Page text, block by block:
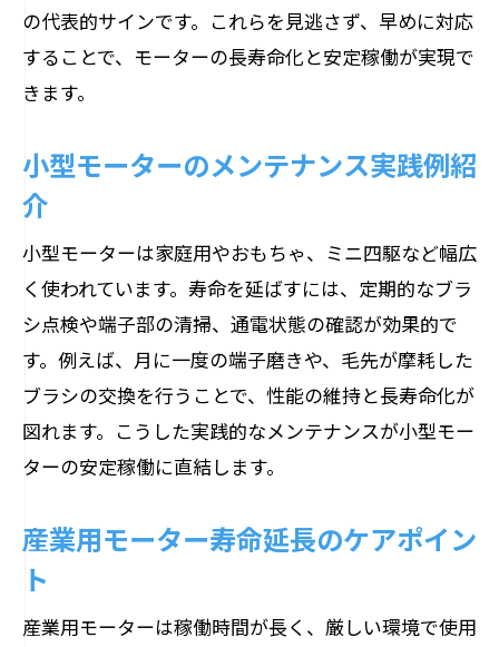
の代表的サインです。これらを見逃さず、早めに対応
することで、モーターの長寿命化と安定稼働が実現で
きます。
小型モーターのメンテナンス実践例紹
介
小型モーターは家庭用やおもちゃ、ミニ四駆など幅広
く使われています。寿命を延ばすには、定期的なブラ
シ点検や端子部の清掃、通電状態の確認が効果的で
す。例えば、月に一度の端子磨きや、毛先が摩耗した
ブラシの交換を行うことで、性能の維持と長寿命化が
図れます。こうした実践的なメンテナンスが小型モー
ターの安定稼働に直結します。
産業用モーター寿命延長のケアポイン
ト
産業用モーターは稼働時間が長く、厳しい環境で使用